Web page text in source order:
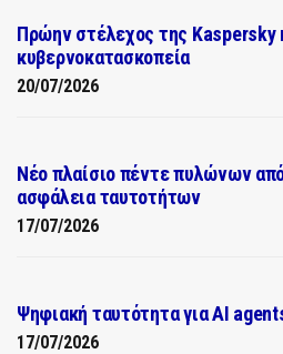
Πρώην στέλεχος της Kaspersky
κυβερνοκατασκοπεία
20/07/2026
Νέο πλαίσιο πέντε πυλώνων
ασφάλεια ταυτοτήτων
17/07/2026
Ψηφιακή ταυτότητα για AI
17/07/2026